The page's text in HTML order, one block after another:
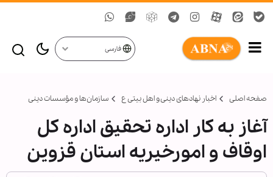
فارسی
صفحه اصلی اخبار نهادهای دینی و اهل بیتی ع سازمان‌ها و مؤسسات دینی
آغاز به کار اداره تحقيق اداره کل
اوقاف و امورخيريه استان قزوين